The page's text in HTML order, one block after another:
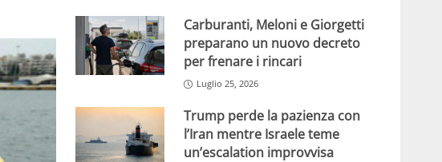
Carburanti, Meloni e Giorgetti
preparano un nuovo decreto
per frenare i rincari
Luglio 25, 2026
Trump perde la pazienza con
l’Iran mentre Israele teme
un’escalation improvvisa